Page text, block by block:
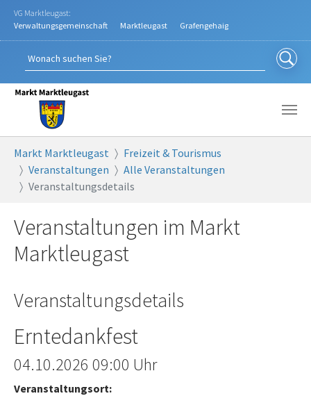
Zum Hauptinhalt springen
VG Marktleugast:
Verwaltungsgemeinschaft
Marktleugast Grafengehaig
Markt Marktleugast
Freizeit & Tourismus
Veranstaltungen
Alle Veranstaltungen
Veranstaltungsdetails
Veranstaltungen im Markt
Marktleugast
Veranstaltungsdetails
Erntedankfest
04.10.2026 09:00 UhrOffenes Ende
Veranstaltungsort: